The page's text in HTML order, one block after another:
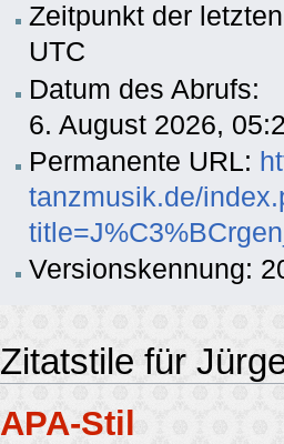
Zeitpunkt der
UTC
Datum des Abrufs:
6. August 2026,
Permanente URL:
tanzmusik.de/
Versionskennung:
Zitatstile für
APA-Stil